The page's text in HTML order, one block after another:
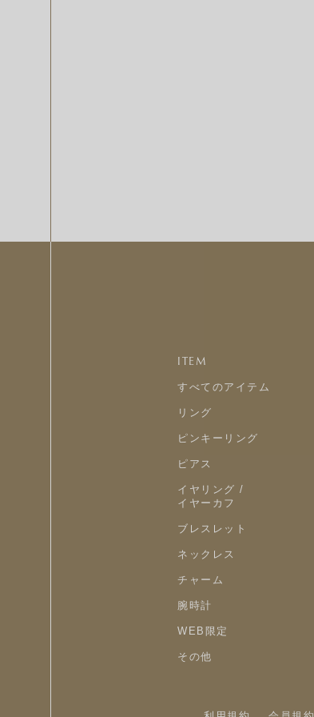
ITEM
すべてのアイテム
リング
ピンキーリング
ピアス
イヤリング /
イヤーカフ
ブレスレット
ネックレス
チャーム
腕時計
WEB限定
その他